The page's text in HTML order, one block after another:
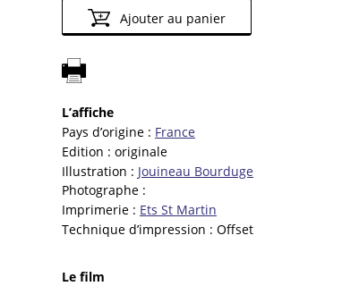
Ajouter au panier
L’affiche
Pays d’origine : France
Edition : originale
Illustration : Jouineau Bourduge
Photographe :
Imprimerie : Ets St Martin
Technique d’impression : Offset
Le film